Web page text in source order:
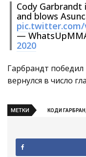
Cody Garbrandt
and blows
pic.twitter.com/
—
2020
Гарбрандт победил
вернулся в число
МЕТКИ КОДИ